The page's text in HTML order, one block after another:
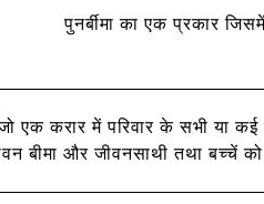
पुनर्बीमा का एक प्रकार
एक करार में परिवार के सभी या
बीमा और जीवनसाथी तथा बच्चें